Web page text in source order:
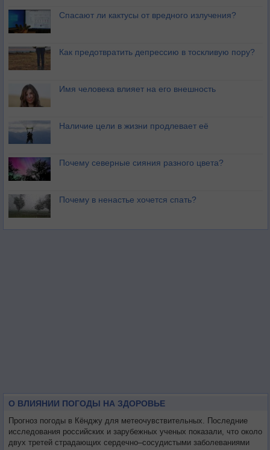
Спасают ли кактусы от вредного излучения?
Как предотвратить депрессию в тоскливую пору?
Имя человека влияет на его внешность
Наличие цели в жизни продлевает её
Почему северные сияния разного цвета?
Почему в ненастье хочется спать?
О ВЛИЯНИИ ПОГОДЫ НА ЗДОРОВЬЕ
Прогноз погоды в Кёнджу для метеочувствительных. Последние
исследования российских и зарубежных ученых показали, что около
двух третей страдающих сердечно–сосудистыми заболеваниями